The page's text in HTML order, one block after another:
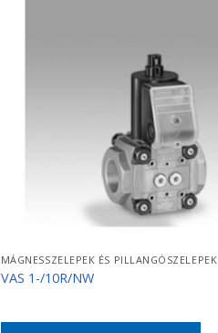
MÁGNESSZELEPEK ÉS PILLANGÓSZELEPEK
VAS 1-/10R/NW